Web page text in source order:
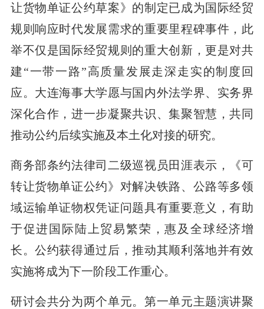
让货物单证公约草案》的制定已成为国际经贸
规则响应时代发展需求的重要里程碑事件，此
举不仅是国际经贸规则的重大创新，更是对共
建“一带一路”高质量发展走深走实的制度回
应。大连海事大学愿与国内外法学界、实务界
深化合作，进一步凝聚共识、集聚智慧，共同
推动公约后续实施及本土化对接的研究。
商务部条约法律司二级巡视员田涯表示，《可
转让货物单证公约》对解决铁路、公路等多领
域运输单证物权凭证问题具有重要意义，有助
于促进国际陆上贸易繁荣，惠及全球经济增
长。公约获得通过后，推动其顺利落地并有效
实施将成为下一阶段工作重心。
研讨会共分为两个单元。第一单元主题演讲聚